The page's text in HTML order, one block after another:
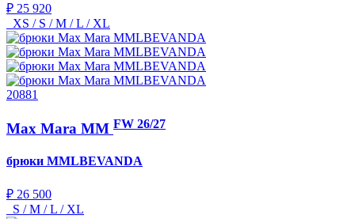
₽ 25 920
XS / S / M / L / XL
20881
Max Mara MM FW 26/27
брюки MMLBEVANDA
₽ 26 500
S / M / L / XL